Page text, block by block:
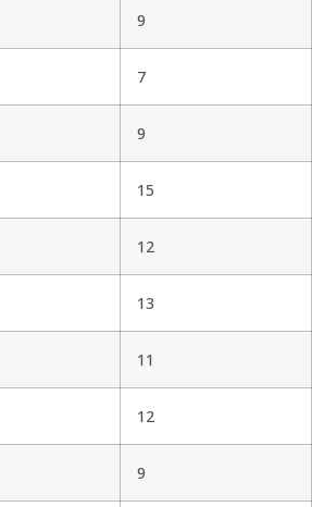
9
7
9
15
12
13
11
12
9